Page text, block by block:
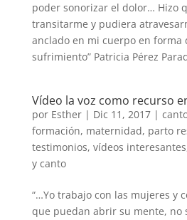
poder sonorizar el dolor… Hizo
transitarme y pudiera
anclado en mi cuerpo en forma
sufrimiento” Patricia Pérez
Vídeo la voz como recurso
por Esther| Dic 11, 2017|
formación, maternidad, parto
testimonios, vídeos interesantes
y canto
“…Yo trabajo con las mujeres y
que puedan abrir su mente, no